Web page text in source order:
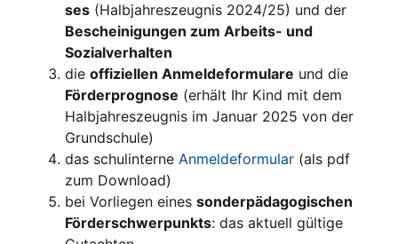
ses (Halb­jah­res­zeug­nis 2024/25) und der
Beschei­ni­gun­gen zum Arbeits- und
Sozialverhalten
die offi­zi­el­len Anmel­de­for­mu­la­re und die
För­der­pro­gno­se (erhält Ihr Kind mit dem
Halb­jah­res­zeug­nis im Janu­ar 2025 von der
Grundschule)
das schul­in­ter­ne Anmel­de­for­mu­lar (als pdf
zum Download)
bei Vor­lie­gen eines son­der­päd­ago­gi­schen
För­der­schwer­punkts: das aktu­ell gül­ti­ge